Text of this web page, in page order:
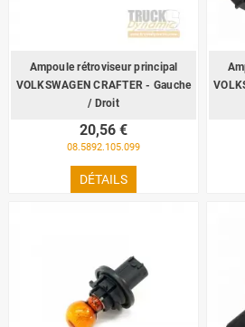
Ampoule rétroviseur principal
VOLKSWAGEN CRAFTER - Gauche
/ Droit
20,56 €
08.5892.105.099
DÉTAILS